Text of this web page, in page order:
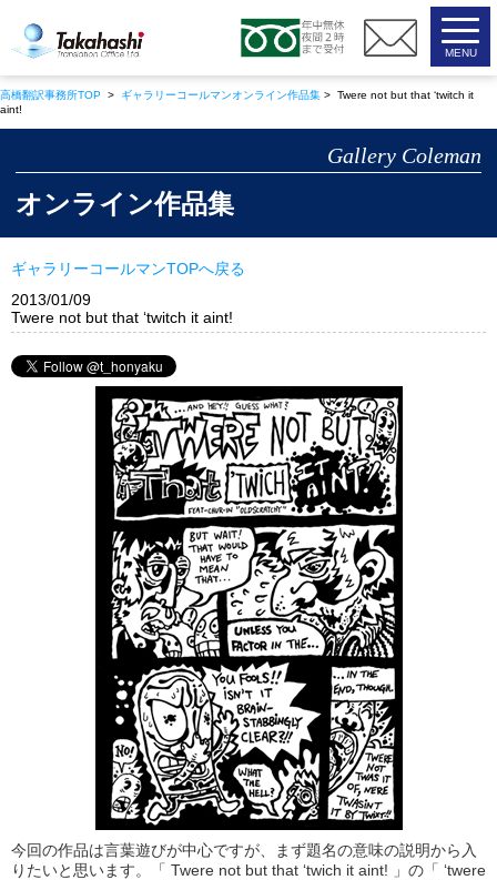
高橋翻訳事務所
高橋翻訳事務所TOP > ギャラリーコールマンオンライン作品集 > Twere not but that ‘twitch it
aint!
Gallery Coleman
オンライン作品集
ギャラリーコールマンTOPへ戻る
2013/01/09
Twere not but that ‘twitch it aint!
今回の作品は言葉遊びが中心ですが、まず題名の意味の説明から入
りたいと思います。「 Twere not but that ‘twich it aint! 」の「 ‘twere